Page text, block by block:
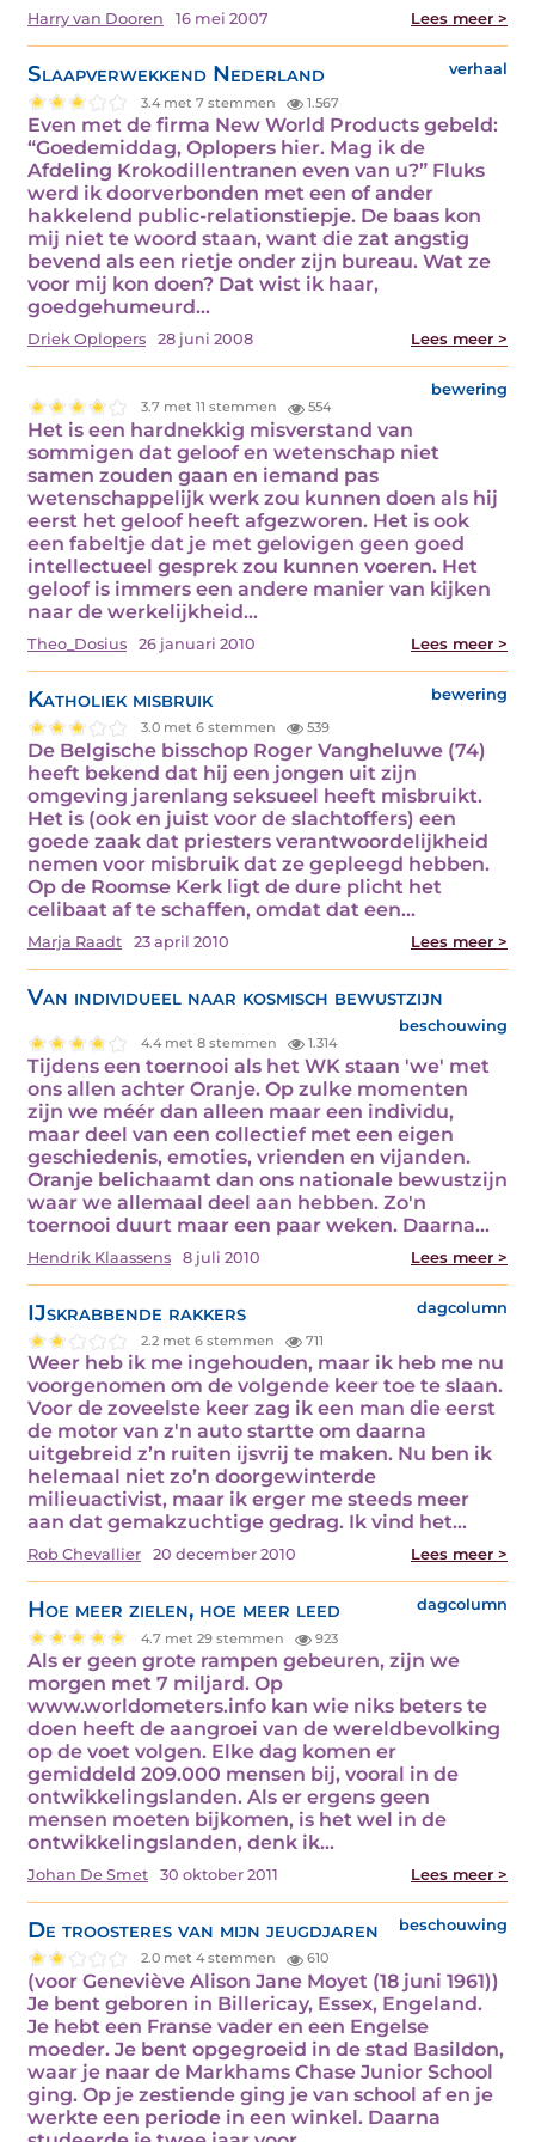
Harry van Dooren 16 mei 2007 Lees meer >
Slaapverwekkend Nederland verhaal
3.4 met 7 stemmen 1.567
Even met de firma New World Products gebeld:
“Goedemiddag, Oplopers hier. Mag ik de
Afdeling Krokodillentranen even van u?” Fluks
werd ik doorverbonden met een of ander
hakkelend public-relationstiepje. De baas kon
mij niet te woord staan, want die zat angstig
bevend als een rietje onder zijn bureau. Wat ze
voor mij kon doen? Dat wist ik haar,
goedgehumeurd…
Driek Oplopers 28 juni 2008 Lees meer >
bewering
3.7 met 11 stemmen 554
Het is een hardnekkig misverstand van
sommigen dat geloof en wetenschap niet
samen zouden gaan en iemand pas
wetenschappelijk werk zou kunnen doen als hij
eerst het geloof heeft afgezworen. Het is ook
een fabeltje dat je met gelovigen geen goed
intellectueel gesprek zou kunnen voeren. Het
geloof is immers een andere manier van kijken
naar de werkelijkheid…
Theo_Dosius 26 januari 2010 Lees meer >
Katholiek misbruik bewering
3.0 met 6 stemmen 539
De Belgische bisschop Roger Vangheluwe (74)
heeft bekend dat hij een jongen uit zijn
omgeving jarenlang seksueel heeft misbruikt.
Het is (ook en juist voor de slachtoffers) een
goede zaak dat priesters verantwoordelijkheid
nemen voor misbruik dat ze gepleegd hebben.
Op de Roomse Kerk ligt de dure plicht het
celibaat af te schaffen, omdat dat een…
Marja Raadt 23 april 2010 Lees meer >
Van individueel naar kosmisch bewustzijn
beschouwing
4.4 met 8 stemmen 1.314
Tijdens een toernooi als het WK staan 'we' met
ons allen achter Oranje. Op zulke momenten
zijn we méér dan alleen maar een individu,
maar deel van een collectief met een eigen
geschiedenis, emoties, vrienden en vijanden.
Oranje belichaamt dan ons nationale bewustzijn
waar we allemaal deel aan hebben. Zo'n
toernooi duurt maar een paar weken. Daarna…
Hendrik Klaassens 8 juli 2010 Lees meer >
IJskrabbende rakkers dagcolumn
2.2 met 6 stemmen 711
Weer heb ik me ingehouden, maar ik heb me nu
voorgenomen om de volgende keer toe te slaan.
Voor de zoveelste keer zag ik een man die eerst
de motor van z'n auto startte om daarna
uitgebreid z’n ruiten ijsvrij te maken. Nu ben ik
helemaal niet zo’n doorgewinterde
milieuactivist, maar ik erger me steeds meer
aan dat gemakzuchtige gedrag. Ik vind het…
Rob Chevallier 20 december 2010 Lees meer >
Hoe meer zielen, hoe meer leed dagcolumn
4.7 met 29 stemmen 923
Als er geen grote rampen gebeuren, zijn we
morgen met 7 miljard. Op
www.worldometers.info kan wie niks beters te
doen heeft de aangroei van de wereldbevolking
op de voet volgen. Elke dag komen er
gemiddeld 209.000 mensen bij, vooral in de
ontwikkelingslanden. Als er ergens geen
mensen moeten bijkomen, is het wel in de
ontwikkelingslanden, denk ik…
Johan De Smet 30 oktober 2011 Lees meer >
De troosteres van mijn jeugdjaren beschouwing
2.0 met 4 stemmen 610
(voor Geneviève Alison Jane Moyet (18 juni 1961))
Je bent geboren in Billericay, Essex, Engeland.
Je hebt een Franse vader en een Engelse
moeder. Je bent opgegroeid in de stad Basildon,
waar je naar de Markhams Chase Junior School
ging. Op je zestiende ging je van school af en je
werkte een periode in een winkel. Daarna